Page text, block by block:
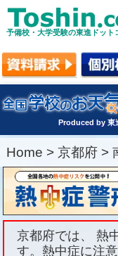
予備校・大学受験の東進ドット
Produced by 東
Home > 京都府 >
京都府では、 熱
す。熱中症に注